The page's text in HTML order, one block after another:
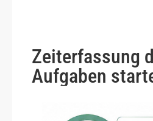
Zeiterfassung
Aufgaben